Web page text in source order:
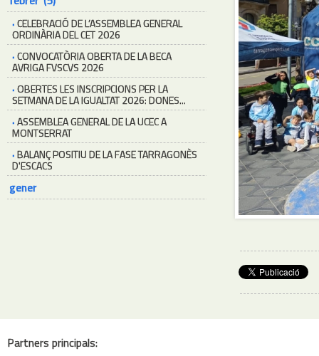
·CELEBRACIÓ DE L’ASSEMBLEA GENERAL
ORDINÀRIA DEL CET 2026
·CONVOCATÒRIA OBERTA DE LA BECA
AVRIGA FVSCVS 2026
·OBERTES LES INSCRIPCIONS PER LA
SETMANA DE LA IGUALTAT 2026: DONES...
·ASSEMBLEA GENERAL DE LA UCEC A
MONTSERRAT
·BALANÇ POSITIU DE LA FASE TARRAGONÈS
D'ESCACS
gener
Partners principals: